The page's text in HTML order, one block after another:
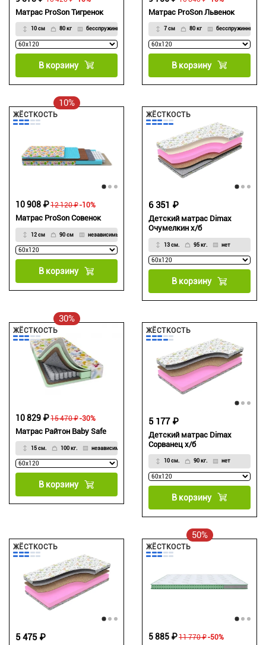
Матрас ProSon Тигренок
10 см 80 кг бесспружинный
В корзину
Матрас ProSon Львенок
7 см 80 кг бесспружинный
В корзину
10%
ЖЁСТКОСТЬ
Матрас ProSon Совенок
12 см 90 см независимые
12 120 ₽
10 908 ₽ -10%
В корзину
ЖЁСТКОСТЬ
Детский матрас Dimax
Очумелкин х/б
13 см. 95 кг. нет
6 351 ₽
В корзину
30%
ЖЁСТКОСТЬ
Матрас Райтон Baby Safe
15 см. 100 кг. независимый
15 470 ₽
10 829 ₽ -30%
В корзину
ЖЁСТКОСТЬ
Детский матрас Dimax
Сорванец х/б
10 см. 90 кг. нет
5 177 ₽
В корзину
ЖЁСТКОСТЬ
5 475 ₽
50%
ЖЁСТКОСТЬ
11 770 ₽
5 885 ₽ -50%